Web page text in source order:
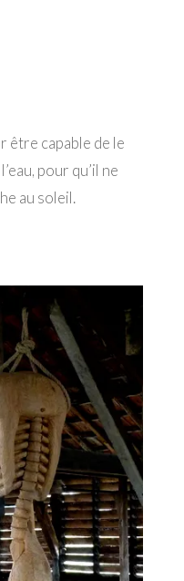
être capable de le
pour qu’il ne
au soleil.